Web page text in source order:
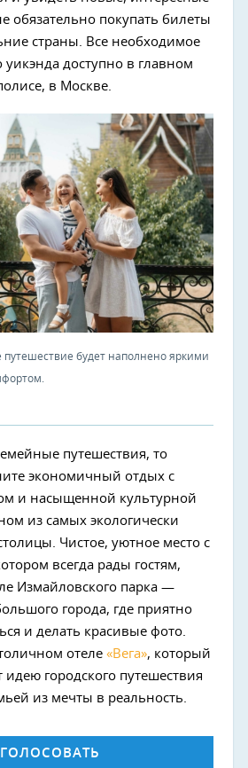
обязательно покупать билеты
страны. Все необходимое
доступно в главном
в Москве.
путешествие будет наполнено яркими
путешествия, то
экономичный отдых с
и насыщенной культурной
из самых экологически
Чистое, уютное место с
всегда рады гостям,
Измайловского парка —
города, где приятно
и делать красивые фото.
отеле «Вега», который
идею городского путешествия
из мечты в реальность.
ГОЛОСОВАТЬ